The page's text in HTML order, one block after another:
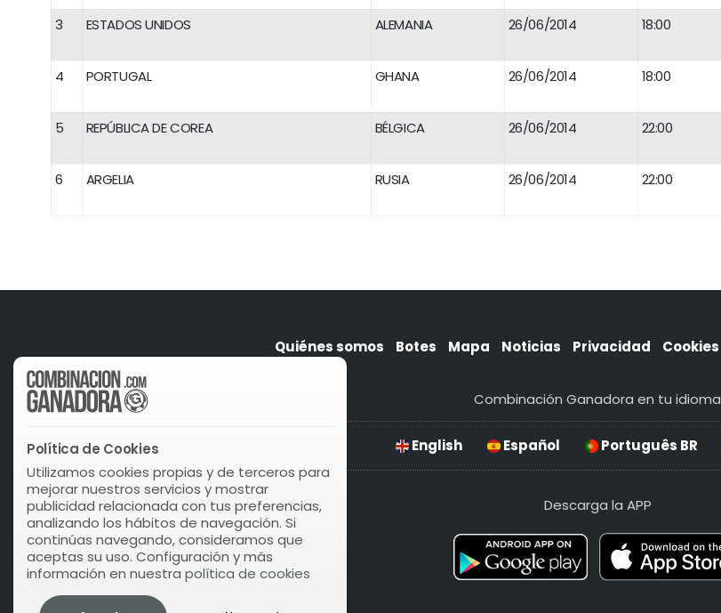
3 ESTADOS UNIDOS ALEMANIA 26/06/2014 18:00
4 PORTUGAL GHANA 26/06/2014 18:00
5 REPÚBLICA DE COREA BÉLGICA 26/06/2014 22:00
6 ARGELIA RUSIA 26/06/2014 22:00
Quiénes somos Botes Mapa Noticias Privacidad Cookies
Combinación Ganadora en tu idioma
English Español Português BR
Descarga la APP
Política de Cookies
Utilizamos cookies propias y de terceros para
mejorar nuestros servicios y mostrar
publicidad relacionada con tus preferencias,
analizando los hábitos de navegación. Si
continúas navegando, consideramos que
aceptas su uso. Configuración y más
información en nuestra política de cookies